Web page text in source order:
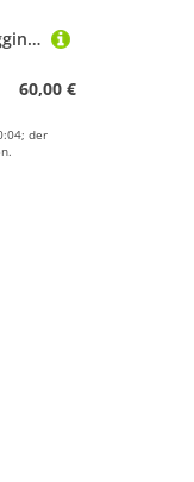
Reebok Heritage Dance Leggings
60,00 €
der